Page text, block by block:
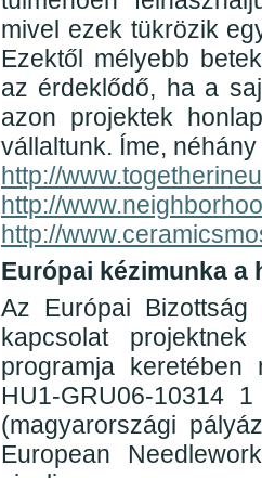
mivel ezek tükrözik
Ezektől mélyebb
az érdeklődő, ha a
azon projektek
vállaltunk. Íme,
http://
http://
http://
Európai kézimunka a
Az Európai Bizottság
kapcsolat
programja keretében
HU1-GRU06-10314
(magyarországi
European